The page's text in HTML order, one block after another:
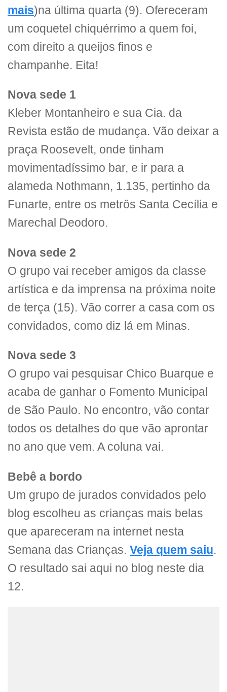
mais)na última quarta (9). Ofereceram
um coquetel chiquérrimo a quem foi,
com direito a queijos finos e
champanhe. Eita!
Nova sede 1
Kleber Montanheiro e sua Cia. da
Revista estão de mudança. Vão deixar a
praça Roosevelt, onde tinham
movimentadíssimo bar, e ir para a
alameda Nothmann, 1.135, pertinho da
Funarte, entre os metrôs Santa Cecília e
Marechal Deodoro.
Nova sede 2
O grupo vai receber amigos da classe
artística e da imprensa na próxima noite
de terça (15). Vão correr a casa com os
convidados, como diz lá em Minas.
Nova sede 3
O grupo vai pesquisar Chico Buarque e
acaba de ganhar o Fomento Municipal
de São Paulo. No encontro, vão contar
todos os detalhes do que vão aprontar
no ano que vem. A coluna vai.
Bebê a bordo
Um grupo de jurados convidados pelo
blog escolheu as crianças mais belas
que apareceram na internet nesta
Semana das Crianças. Veja quem saiu.
O resultado sai aqui no blog neste dia
12.